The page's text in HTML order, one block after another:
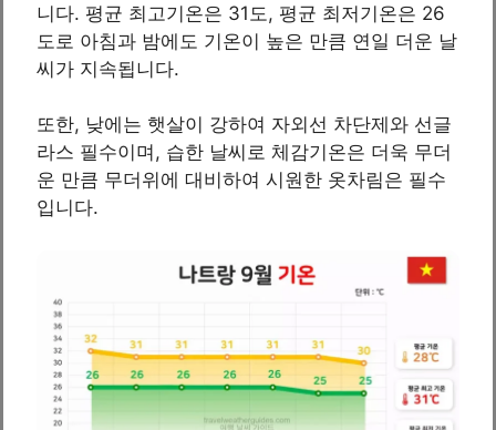
니다. 평균 최고기온은 31도, 평균 최저기온은 26
도로 아침과 밤에도 기온이 높은 만큼 연일 더운 날
씨가 지속됩니다.
또한, 낮에는 햇살이 강하여 자외선 차단제와 선글
라스 필수이며, 습한 날씨로 체감기온은 더욱 무더
운 만큼 무더위에 대비하여 시원한 옷차림은 필수
입니다.